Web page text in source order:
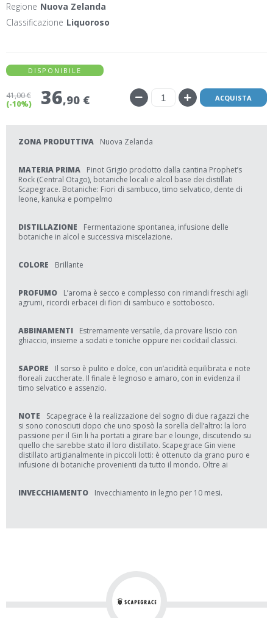
Regione Nuova Zelanda
Classificazione Liquoroso
DISPONIBILE
41,00 €
(-10%)
36,90 € ACQUISTA
ZONA PRODUTTIVA Nuova Zelanda
MATERIA PRIMA
Pinot Grigio prodotto dalla cantina Prophet’s
Rock (Central Otago), botaniche locali e alcol base dei distillati
Scapegrace. Botaniche: Fiori di sambuco, timo selvatico, dente di
leone, kanuka e pompelmo
DISTILLAZIONE
Fermentazione spontanea, infusione delle
botaniche in alcol e successiva miscelazione.
COLORE Brillante
PROFUMO
L’aroma è secco e complesso con rimandi freschi agli
agrumi, ricordi erbacei di fiori di sambuco e sottobosco.
ABBINAMENTI
Estremamente versatile, da provare liscio con
ghiaccio, insieme a sodati e toniche oppure nei cocktail classici.
SAPORE
Il sorso è pulito e dolce, con un’acidità equilibrata e note
floreali zuccherate. Il finale è legnoso e amaro, con in evidenza il
timo selvatico e assenzio.
NOTE
Scapegrace è la realizzazione del sogno di due ragazzi che
si sono conosciuti dopo che uno sposò la sorella dell’altro: la loro
passione per il Gin li ha portati a girare bar e lounge, discutendo su
quello che sarebbe stato il loro distillato. Scapegrace Gin viene
distillato artigianalmente in piccoli lotti: è ottenuto da grano puro e
infusione di botaniche provenienti da tutto il mondo. Oltre ai
INVECCHIAMENTO Invecchiamento in legno per 10 mesi.